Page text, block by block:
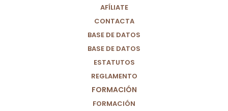
AFÍLIATE
CONTACTA
BASE DE DATOS
BASE DE DATOS
ESTATUTOS
REGLAMENTO
FORMACIÓN
FORMACIÓN